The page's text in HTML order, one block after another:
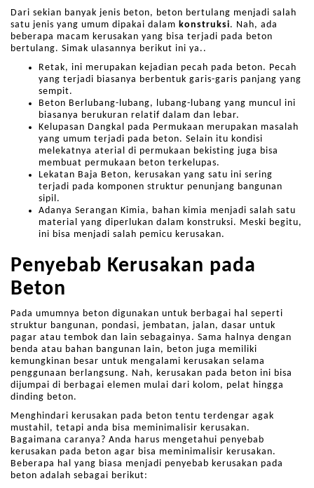
Dari sekian banyak jenis beton, beton bertulang menjadi salah
satu jenis yang umum dipakai dalam konstruksi. Nah, ada
beberapa macam kerusakan yang bisa terjadi pada beton
bertulang. Simak ulasannya berikut ini ya..
Retak, ini merupakan kejadian pecah pada beton. Pecah
yang terjadi biasanya berbentuk garis-garis panjang yang
sempit.
Beton Berlubang-lubang, lubang-lubang yang muncul ini
biasanya berukuran relatif dalam dan lebar.
Kelupasan Dangkal pada Permukaan merupakan masalah
yang umum terjadi pada beton. Selain itu kondisi
melekatnya aterial di permukaan bekisting juga bisa
membuat permukaan beton terkelupas.
Lekatan Baja Beton, kerusakan yang satu ini sering
terjadi pada komponen struktur penunjang bangunan
sipil.
Adanya Serangan Kimia, bahan kimia menjadi salah satu
material yang diperlukan dalam konstruksi. Meski begitu,
ini bisa menjadi salah pemicu kerusakan.
Penyebab Kerusakan pada
Beton
Pada umumnya beton digunakan untuk berbagai hal seperti
struktur bangunan, pondasi, jembatan, jalan, dasar untuk
pagar atau tembok dan lain sebagainya. Sama halnya dengan
benda atau bahan bangunan lain, beton juga memiliki
kemungkinan besar untuk mengalami kerusakan selama
penggunaan berlangsung. Nah, kerusakan pada beton ini bisa
dijumpai di berbagai elemen mulai dari kolom, pelat hingga
dinding beton.
Menghindari kerusakan pada beton tentu terdengar agak
mustahil, tetapi anda bisa meminimalisir kerusakan.
Bagaimana caranya? Anda harus mengetahui penyebab
kerusakan pada beton agar bisa meminimalisir kerusakan.
Beberapa hal yang biasa menjadi penyebab kerusakan pada
beton adalah sebagai berikut: